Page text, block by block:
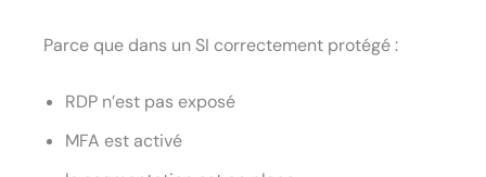
Parce que dans un SI correctement protégé :
RDP n’est pas exposé
MFA est activé